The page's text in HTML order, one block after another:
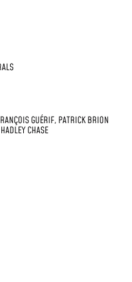
GUÉRIF, PATRICK BRION
CHASE